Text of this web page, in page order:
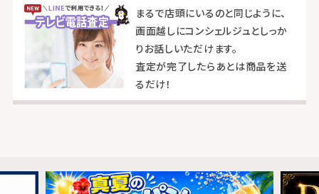
まるで店頭にいるのと同じように、
画面越しにコンシェルジュとしっか
りお話しいただけます。
査定が完了したらあとは商品を送
るだけ！